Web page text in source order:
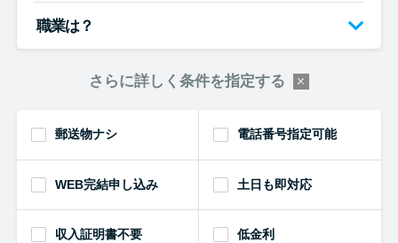
職業は？
さらに詳しく条件を指定する
郵送物ナシ 電話番号指定可能
WEB完結申し込み 土日も即対応
収入証明書不要 低金利